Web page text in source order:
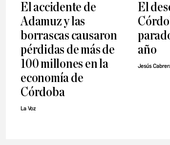
El accidente de
Adamuz y las
borrascas causaron
pérdidas de más de
100 millones en la
economía de
Córdoba
La Voz
El
año
Jesús